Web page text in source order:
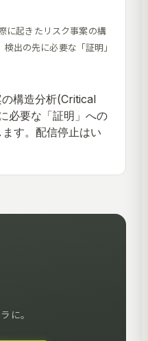
起きたリスク事案の構
出の先に必要な「証明」
に。